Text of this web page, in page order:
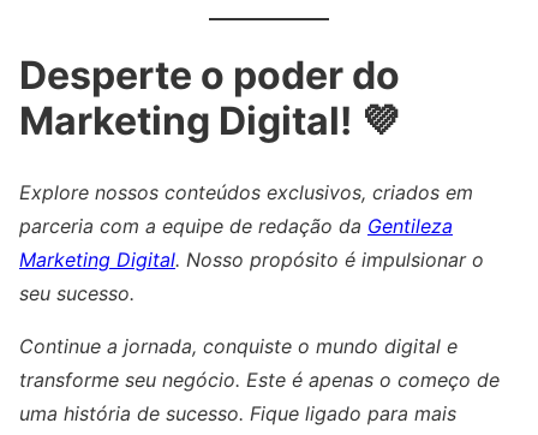
Desperte o poder do
Marketing Digital! 💜
Explore nossos conteúdos exclusivos, criados em
parceria com a equipe de redação da Gentileza
Marketing Digital. Nosso propósito é impulsionar o
seu sucesso.
Continue a jornada, conquiste o mundo digital e
transforme seu negócio. Este é apenas o começo de
uma história de sucesso. Fique ligado para mais